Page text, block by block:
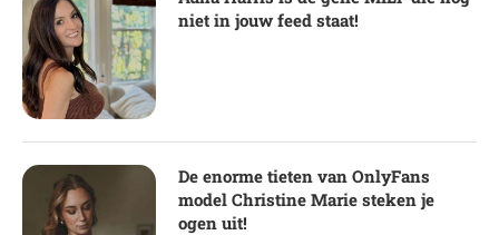
niet in jouw feed staat!
De enorme tieten van OnlyFans
model Christine Marie steken je
ogen uit!